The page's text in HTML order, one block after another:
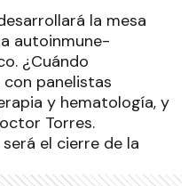
la mesa
autoinmune-
¿Cuándo
panelistas
y hematología, y
Torres.
será el cierre de la